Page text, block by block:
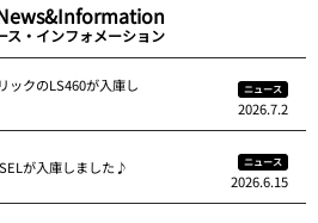
ス・インフォメーション
ックのLS460が入庫し
ニュース
2026.7.2
が入庫しました♪ ニュース
2026.6.15